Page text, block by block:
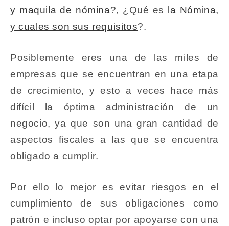
y maquila de nómina?, ¿Qué es
la Nómina,
y cuales son sus requisitos?.
Posiblemente eres una de las miles de
empresas que se encuentran en una etapa
de crecimiento, y esto a veces hace más
difícil la óptima administración de un
negocio, ya que son una gran cantidad de
aspectos fiscales a las que se encuentra
obligado a cumplir.
Por ello lo mejor es evitar riesgos en el
cumplimiento de sus obligaciones como
patrón e incluso optar por apoyarse con una